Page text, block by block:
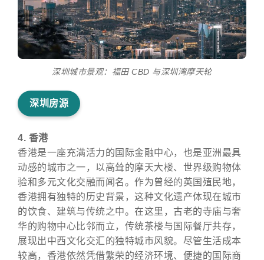
深圳城市景观：福田 CBD 与深圳湾摩天轮
深圳房源
4. 香港
香港是一座充满活力的国际金融中心，也是亚洲最具
动感的城市之一，以高耸的摩天大楼、世界级购物体
验和多元文化交融而闻名。作为曾经的英国殖民地，
香港拥有独特的历史背景，这种文化遗产体现在城市
的饮食、建筑与传统之中。在这里，古老的寺庙与奢
华的购物中心比邻而立，传统茶楼与国际餐厅共存，
展现出中西文化交汇的独特城市风貌。尽管生活成本
较高，香港依然凭借繁荣的经济环境、便捷的国际商